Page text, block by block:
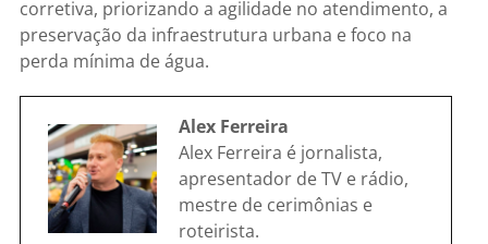
corretiva, priorizando a agilidade no atendimento, a
preservação da infraestrutura urbana e foco na
perda mínima de água.
Alex Ferreira
Alex Ferreira é jornalista,
apresentador de TV e rádio,
mestre de cerimônias e
roteirista.